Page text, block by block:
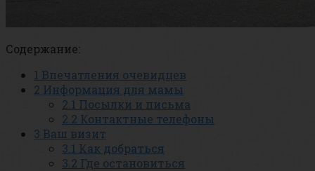
Содержание:
1 Впечатления очевидцев
2 Информация для мамы
2.1 Посылки и письма
2.2 Контактные телефоны
3 Ваш визит
3.1 Как добраться
3.2 Где остановиться